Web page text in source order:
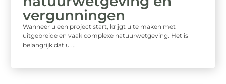
vergunningen
Wanneer u een project start, krijgt u te maken met
uitgebreide en vaak complexe natuurwetgeving. Het is
belangrijk dat u ...